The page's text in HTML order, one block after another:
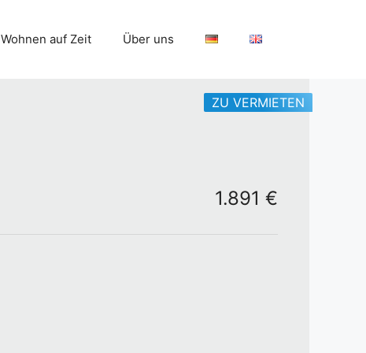
Wohnen auf Zeit Über uns
ZU VERMIETEN
1.891 €